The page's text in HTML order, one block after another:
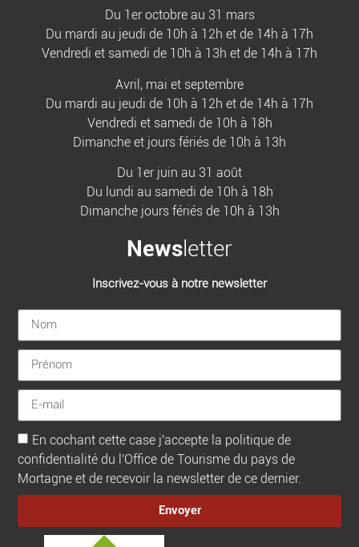
Du 1er octobre au 31 mars
Du mardi au jeudi de 10h à 12h et de 14h à 17h
Vendredi et samedi de 10h à 13h et de 14h à 17h
Avril, mai et septembre
Du mardi au jeudi de 10h à 12h et de 14h à 17h
Vendredi et samedi de 10h à 18h
Dimanche et jours fériés de 10h à 13h
Du 1er juin au 31 août
Du lundi au samedi de 10h à 18h
Dimanche jours fériés de 10h à 13h
News letter
Inscrivez-vous à notre newsletter
En cochant cette case j'accepte la politique de
confidentialité du l'Office de Tourisme du pays de
Mortagne et de recevoir la newsletter de ce dernier.
Envoyer